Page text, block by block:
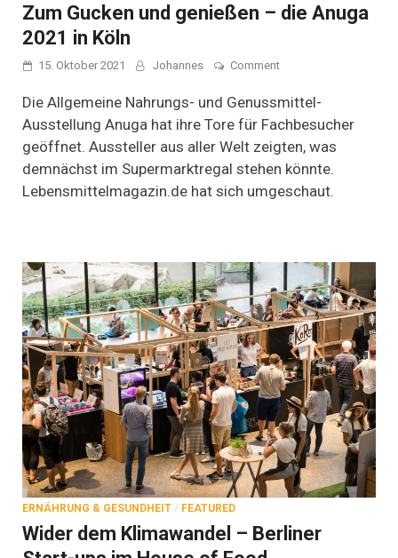
Zum Gucken und genießen – die Anuga
2021 in Köln
15. Oktober 2021 Johannes Commenton
Gucken
genießen
–
Anuga
2021
Die Allgemeine Nahrungs- und Genussmittel-
Ausstellung Anuga hat ihre Tore für Fachbesucher
geöffnet. Aussteller aus aller Welt zeigten, was
demnächst im Supermarktregal stehen könnte.
Lebensmittelmagazin.de hat sich umgeschaut.
ERNÄHRUNG & GESUNDHEIT / FEATURED
Wider dem Klimawandel – Berliner